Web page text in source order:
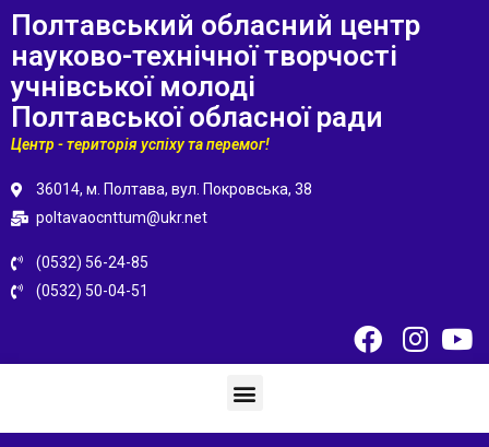
Полтавський обласний центр
науково-технічної творчості
учнівської молоді
Полтавської обласної ради
Центр - територія успіху та перемог!
36014, м. Полтава, вул. Покровська, 38
poltavaocnttum@ukr.net
(0532) 56-24-85
(0532) 50-04-51